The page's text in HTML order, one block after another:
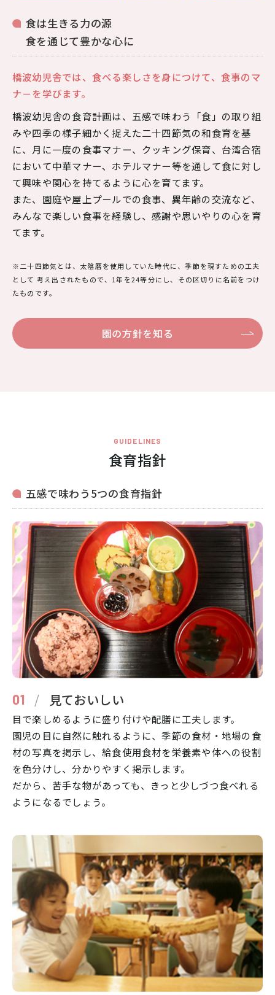
食は生きる力の源
食を通じて豊かな心に
橋波幼児舎では、食べる楽しさを身につけて、食事のマ
ナ－を学びます。
橋波幼児舎の食育計画は、五感で味わう「食」の取り組
みや四季の様子細かく捉えた二十四節気の和食育を基
に、月に一度の食事マナー、クッキング保育、台湾合宿
において中華マナー、ホテルマナー等を通して食に対し
て興味や関心を持てるように心を育てます。
また、園庭や屋上プールでの食事、異年齢の交流など、
みんなで楽しい食事を経験し、感謝や思いやりの心を育
てます。
※二十四節気とは、太陰暦を使用していた時代に、季節を現すための工夫
として 考え出されたもので、1年を24等分にし、その区切りに名前をつけ
たものです。
園の方針を知る
GUIDELINES
食育指針
五感で味わう5つの食育指針
01 / 見ておいしい
目で楽しめるように盛り付けや配膳に工夫します。
園児の目に自然に触れるように、季節の食材・地場の食
材の写真を掲示し、給食使用食材を栄養素や体への役割
を色分けし、分かりやすく掲示します。
だから、苦手な物があっても、きっと少しづつ食べれる
ようになるでしょう。